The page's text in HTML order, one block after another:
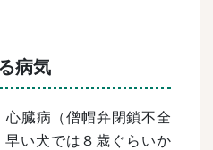
病気
臓病（僧帽弁閉鎖不全
い犬では８歳ぐらいか